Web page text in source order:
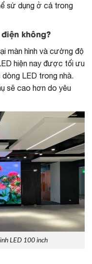
sử dụng ở cả trong
điện không?
màn hình và cường độ
hiện nay được tối ưu
LED trong nhà.
sẽ cao hơn do yêu
LED 100 inch